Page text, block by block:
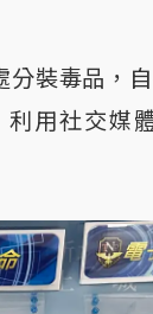
裝毒品，
用社交媒